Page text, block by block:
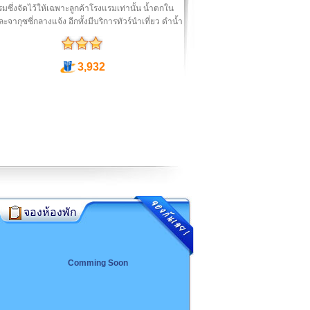
มซึ่งจัดไว้ให้เฉพาะลูกค้าโรงแรมเท่านั้น น้ำตกใน
ะจากุซซี่กลางแจ้ง อีกทั้งมีบริการทัวร์นำเที่ยว ดำน้ำ
3,932
จองห้องพัก
Comming Soon